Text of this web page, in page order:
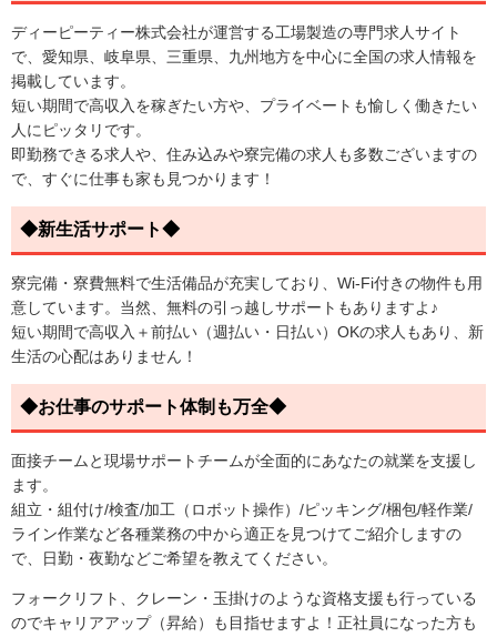
ディーピーティー株式会社が運営する工場製造の専門求人サイト
で、愛知県、岐阜県、三重県、九州地方を中心に全国の求人情報を
掲載しています。
短い期間で高収入を稼ぎたい方や、プライベートも愉しく働きたい
人にピッタリです。
即勤務できる求人や、住み込みや寮完備の求人も多数ございますの
で、すぐに仕事も家も見つかります！
◆新生活サポート◆
寮完備・寮費無料で生活備品が充実しており、Wi-Fi付きの物件も用
意しています。当然、無料の引っ越しサポートもありますよ♪
短い期間で高収入＋前払い（週払い・日払い）OKの求人もあり、新
生活の心配はありません！
◆お仕事のサポート体制も万全◆
面接チームと現場サポートチームが全面的にあなたの就業を支援し
ます。
組立・組付け/検査/加工（ロボット操作）/ピッキング/梱包/軽作業/
ライン作業など各種業務の中から適正を見つけてご紹介しますの
で、日勤・夜勤などご希望を教えてください。
フォークリフト、クレーン・玉掛けのような資格支援も行っている
のでキャリアアップ（昇給）も目指せますよ！正社員になった方も